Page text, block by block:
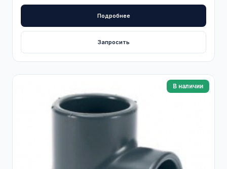
Подробнее
Запросить
В наличии